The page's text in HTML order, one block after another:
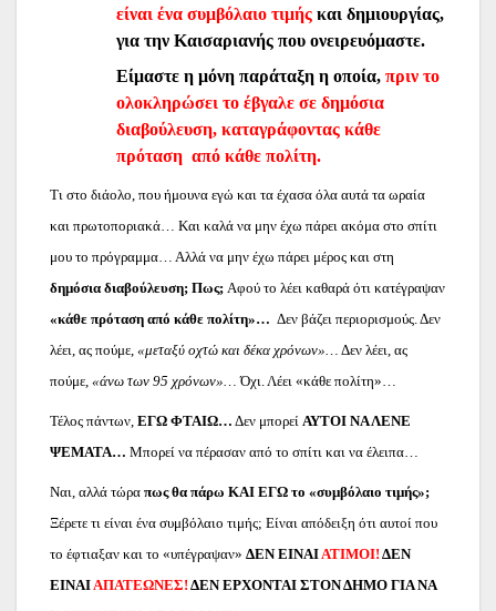
είναι ένα συμβόλαιο τιμής και δημιουργίας,
για την Καισαριανής που ονειρευόμαστε.
Είμαστε η μόνη παράταξη η οποία, πριν το
ολοκληρώσει το έβγαλε σε δημόσια
διαβούλευση, καταγράφοντας κάθε
πρόταση από κάθε πολίτη.
Τι στο διάολο, που ήμουνα εγώ και τα έχασα όλα αυτά τα ωραία
και πρωτοποριακά… Και καλά να μην έχω πάρει ακόμα στο σπίτι
μου το πρόγραμμα… Αλλά να μην έχω πάρει μέρος και στη
δημόσια διαβούλευση; Πως; Αφού το λέει καθαρά ότι κατέγραψαν
«κάθε πρόταση από κάθε πολίτη»… Δεν βάζει περιορισμούς. Δεν
λέει, ας πούμε, «μεταξύ οχτώ και δέκα χρόνων»… Δεν λέει, ας
πούμε, «άνω των 95 χρόνων»… Όχι. Λέει «κάθε πολίτη»…
Τέλος πάντων, ΕΓΩ ΦΤΑΙΩ… Δεν μπορεί ΑΥΤΟΙ ΝΑ ΛΕΝΕ
ΨΕΜΑΤΑ… Μπορεί να πέρασαν από το σπίτι και να έλειπα…
Ναι, αλλά τώρα πως θα πάρω ΚΑΙ ΕΓΩ το «συμβόλαιο τιμής»;
Ξέρετε τι είναι ένα συμβόλαιο τιμής; Είναι απόδειξη ότι αυτοί που
το έφτιαξαν και το «υπέγραψαν» ΔΕΝ ΕΙΝΑΙΑΤΙΜΟΙ! ΔΕΝ
ΕΙΝΑΙΑΠΑΤΕΩΝΕΣ! ΔΕΝ ΕΡΧΟΝΤΑΙ ΣΤΟΝ ΔΗΜΟ ΓΙΑ ΝΑ